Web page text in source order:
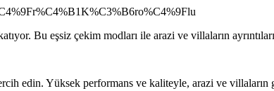
Bu eşsiz çekim modları ile arazi ve villaların
edin. Yüksek performans ve kaliteyle, arazi ve